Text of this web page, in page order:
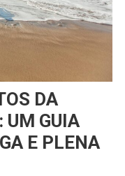
DA
UM GUIA
E PLENA